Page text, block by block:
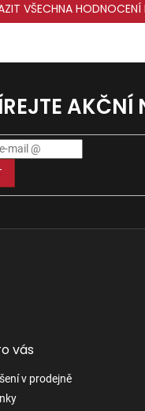
VŠECHNA HODNOCENÍ
AKČNÍ
vás
v prodejně